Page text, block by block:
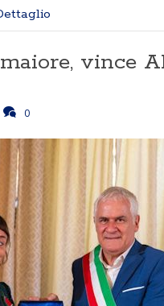
vince
0